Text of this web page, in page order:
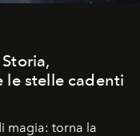
le stelle cadenti
magia: torna la